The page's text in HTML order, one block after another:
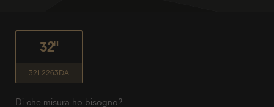
32"
32L2263DA
Di che misura ho bisogno?